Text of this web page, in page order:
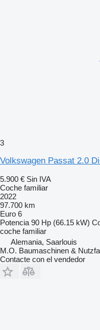
3
Volkswagen Passat 2.0
5.900 € Sin IVA
Coche familiar
2022
97.700 km
Euro 6
Potencia 90 Hp (66.15 kW)
coche familiar
Alemania, Saarlouis
M.O. Baumaschinen &
Contacte con el vendedor